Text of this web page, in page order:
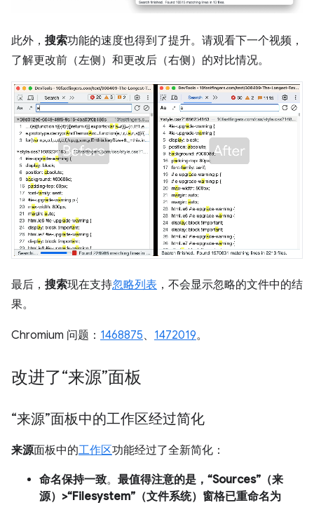
此外， 搜索功能的速度也得到了提升。请观看下一个视频，
了解更改前（左侧）和更改后（右侧）的对比情况。
最后， 搜索现在支持忽略列表 ，不会显示忽略的文件中的结
果。
Chromium 问题： 1468875、 1472019。
改进了“来源”面板
“来源”面板中的工作区经过简化
来源面板中的工作区功能经过了全新简化：
命名保持一致。 最值得注意的是，“Sources”（来
源）>“Filesystem”（文件系统）窗格已重命名为